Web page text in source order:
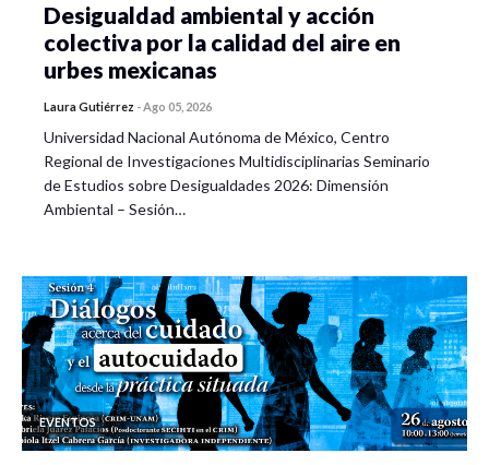
Desigualdad ambiental y acción
colectiva por la calidad del aire en
urbes mexicanas
Laura Gutiérrez -Ago 05, 2026
Universidad Nacional Autónoma de México, Centro
Regional de Investigaciones Multidisciplinarias Seminario
de Estudios sobre Desigualdades 2026: Dimensión
Ambiental – Sesión…
EVENTOS